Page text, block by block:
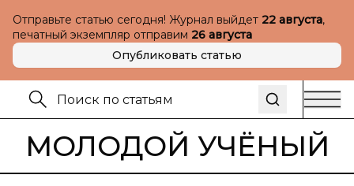
Отправьте статью сегодня! Журнал выйдет 22 августа,
печатный экземпляр отправим 26 августа
Опубликовать статью
МОЛОДОЙ УЧЁНЫЙ